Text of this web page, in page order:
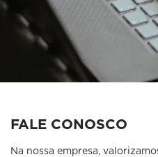
FALE CONOSCO
Na nossa empresa,